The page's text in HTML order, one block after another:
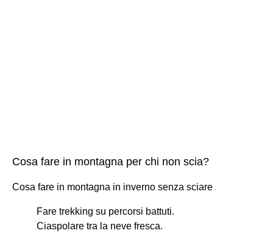
Cosa fare in montagna per chi non scia?
Cosa fare in montagna in inverno senza sciare
Fare trekking su percorsi battuti.
Ciaspolare tra la neve fresca.